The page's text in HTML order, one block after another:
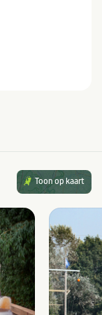
Toon op kaart